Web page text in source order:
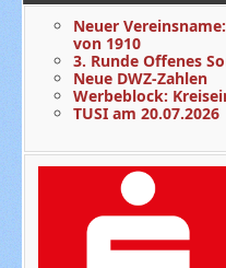
Neuer
von 1910
3. Runde Offenes
Neue DWZ-Zahlen
Werbeblock:
TUSI am 20.07.2026